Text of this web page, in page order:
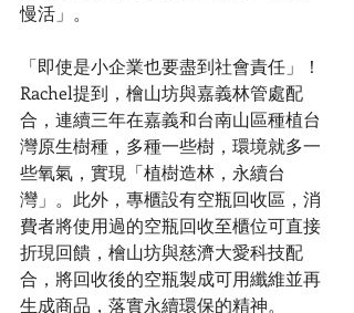
慢活」。
「即使是小企業也要盡到社會責任」！
Rachel提到，檜山坊與嘉義林管處配
合，連續三年在嘉義和台南山區種植台
灣原生樹種，多種一些樹，環境就多一
些氧氣，實現「植樹造林，永續台
灣」。此外，專櫃設有空瓶回收區，消
費者將使用過的空瓶回收至櫃位可直接
折現回饋，檜山坊與慈濟大愛科技配
合，將回收後的空瓶製成可用纖維並再
生成商品，落實永續環保的精神。